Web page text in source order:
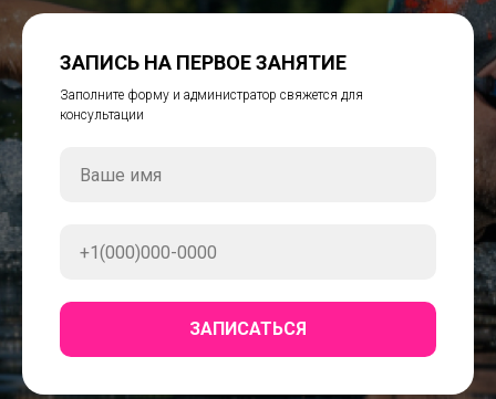
ЗАПИСЬ НА ПЕРВОЕ ЗАНЯТИЕ
Заполните форму и администратор свяжется для
консультации
ЗАПИСАТЬСЯ